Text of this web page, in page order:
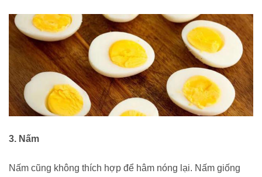
3. Nấm
Nấm cũng không thích hợp để hâm nóng lại. Nấm giống